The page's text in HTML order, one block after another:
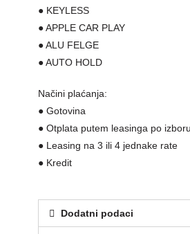
● KEYLESS
● APPLE CAR PLAY
● ALU FELGE
● AUTO HOLD
Načini plaćanja:
● Gotovina
● Otplata putem leasinga po
● Leasing na 3 ili 4 jednake rate
● Kredit
Dodatni podaci